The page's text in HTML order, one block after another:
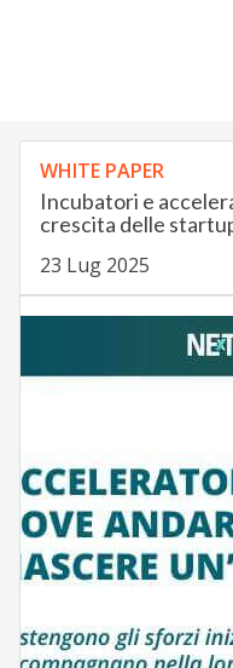
WHITE PAPER
Incubatori e
crescita delle
23 Lug 2025